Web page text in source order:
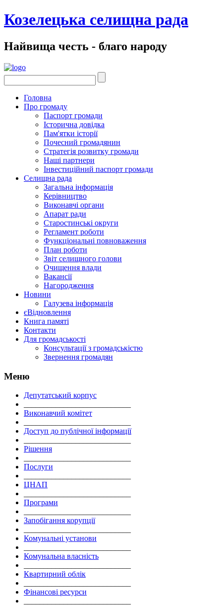
Козелецька селищна рада
Найвища честь - благо народу
Головна
Про громаду
Паспорт громади
Історична довідка
Пам'ятки історії
Почесний громадянин
Стратегія розвитку громади
Наші партнери
Інвестиційний паспорт громади
Селищна рада
Загальна інформація
Керівництво
Виконавчі органи
Апарат ради
Старостинські округи
Регламент роботи
Функціональні повноваження
План роботи
Звіт селищного голови
Очищення влади
Вакансії
Нагородження
Новини
Галузева інформація
єВідновлення
Книга памяті
Контакти
Для громадськості
Консультації з громадськістю
Звернення громадян
Меню
Депутатський корпус
Виконавчий комітет
Доступ до публічної інформації
Рішення
Послуги
ЦНАП
Програми
Запобігання корупції
Комунальні установи
Комунальна власність
Квартирний облік
Фінансові ресурси